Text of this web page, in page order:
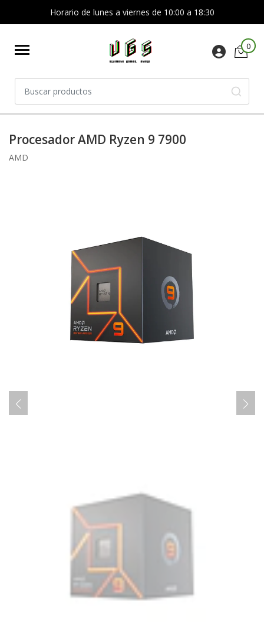
Horario de lunes a viernes de 10:00 a 18:30
0
Procesador AMD Ryzen 9 7900
AMD